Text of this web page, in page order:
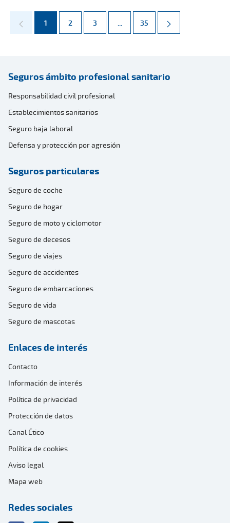
Página
1 Página
2 Página
3 ... Páginas intermedias Use TAB
Página
35
Seguros ámbito profesional sanitario
Responsabilidad civil profesional
Establecimientos sanitarios
Seguro baja laboral
Defensa y protección por agresión
Seguros particulares
Seguro de coche
Seguro de hogar
Seguro de moto y ciclomotor
Seguro de decesos
Seguro de viajes
Seguro de accidentes
Seguro de embarcaciones
Seguro de vida
Seguro de mascotas
Enlaces de interés
Contacto
Información de interés
Política de privacidad
Protección de datos
Canal Ético
Política de cookies
Aviso legal
Mapa web
Redes sociales